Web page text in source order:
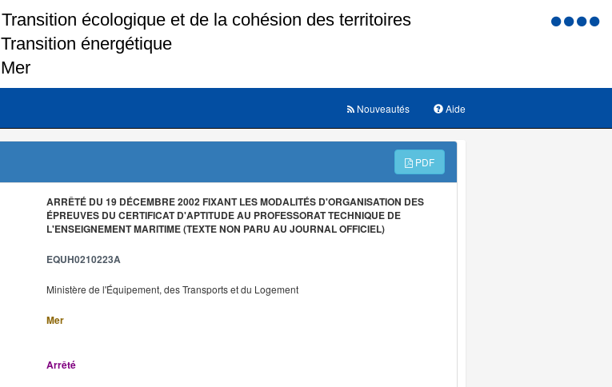
Menu
Aide
Nouveautés
PDF
ARRÊTÉ DU 19 DÉCEMBRE 2002 FIXANT LES MODALITÉS D'ORGANISATION DES
ÉPREUVES DU CERTIFICAT D'APTITUDE AU PROFESSORAT TECHNIQUE DE
L'ENSEIGNEMENT MARITIME (TEXTE NON PARU AU JOURNAL OFFICIEL)
EQUH0210223A
Ministère de l'Équipement, des Transports et du Logement
Mer
Arrêté